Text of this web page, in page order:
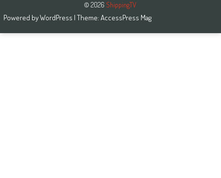
© 2026 ShippingTV
Powered byWordPress | Theme: AccessPress Mag